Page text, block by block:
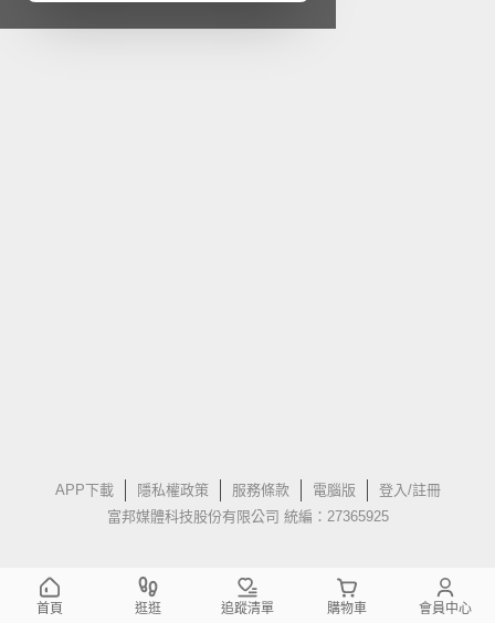
APP下載 隱私權政策 服務條款 電腦版
登入/註冊
富邦媒體科技股份有限公司 統編：27365925
首頁 逛逛 追蹤清單 購物車 會員中心